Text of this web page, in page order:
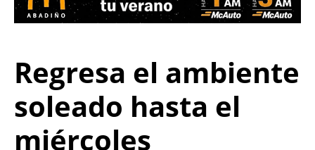
Regresa el ambiente
soleado hasta el
miércoles